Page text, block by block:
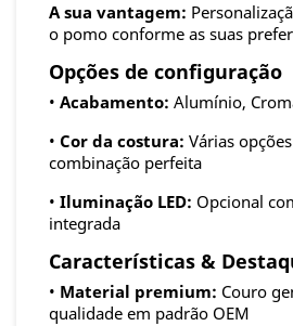
A sua vantagem:
o pomo conforme as suas
Opções de configuração
• Acabamento: Alumínio,
• Cor da costura: Várias
combinação perfeita
• Iluminação LED: Opcional
integrada
Características &
• Material premium: Couro
qualidade em padrão OEM